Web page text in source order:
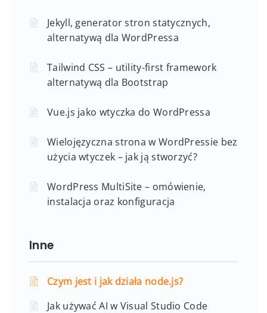
Jekyll, generator stron statycznych,
alternatywą dla WordPressa
Tailwind CSS – utility-first framework
alternatywą dla Bootstrap
Vue.js jako wtyczka do WordPressa
Wielojęzyczna strona w WordPressie bez
użycia wtyczek – jak ją stworzyć?
WordPress MultiSite – omówienie,
instalacja oraz konfiguracja
Inne
Czym jest i jak działa node.js?
Jak używać AI w Visual Studio Code